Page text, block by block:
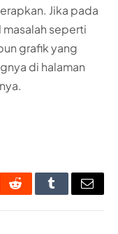
Jika pada
seperti
grafik yang
di halaman
RedditTumblrEmail